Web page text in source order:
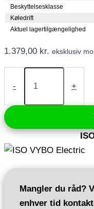
Beskyttelsesklasse
Køledrift
Aktuel lagertilgængelighed
1.379,00 kr. eksklusiv
-
Frekvensomformer
kW
400V
(V800-
4T0007)
antal
+
Mangler du råd?
enhver tid